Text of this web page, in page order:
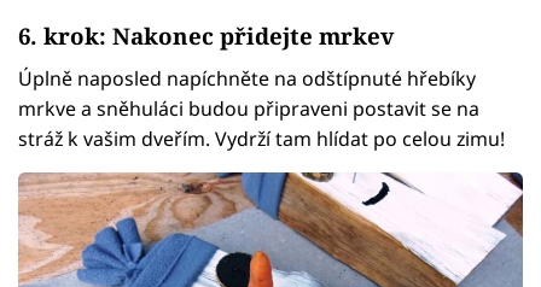
6. krok: Nakonec přidejte mrkev
Úplně naposled napíchněte na odštípnuté hřebíky
mrkve a sněhuláci budou připraveni postavit se na
stráž k vašim dveřím. Vydrží tam hlídat po celou zimu!